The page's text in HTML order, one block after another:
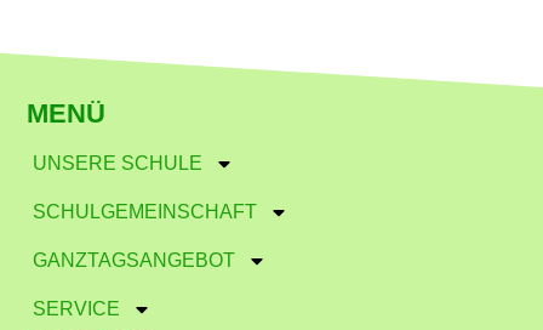
MENÜ
UNSERE SCHULE
SCHULGEMEINSCHAFT
GANZTAGSANGEBOT
SERVICE